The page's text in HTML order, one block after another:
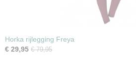
Horka rijlegging Freya
€ 29,95 € 79,95